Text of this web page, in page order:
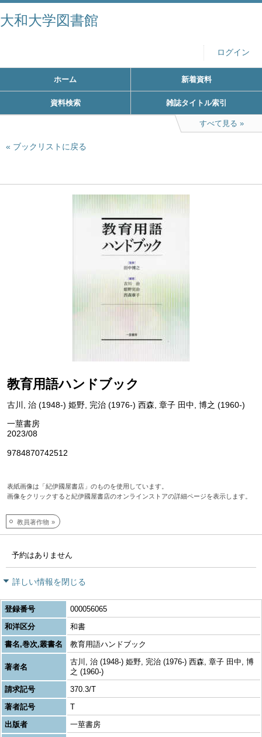
大和大学図書館
ログイン
ホーム 新着資料
資料検索 雑誌タイトル索引
すべて見る
ブックリストに戻る
教育用語ハンドブック
古川, 治 (1948-) 姫野, 完治 (1976-) 西森, 章子 田中, 博之 (1960-)
一莖書房
2023/08
9784870742512
表紙画像は「紀伊國屋書店」のものを使用しています。
画像をクリックすると紀伊國屋書店のオンラインストアの詳細ページを表示します。
教員著作物
予約はありません
詳しい情報を閉じる
登録番号
000056065
和洋区分
和書
書名,巻次,叢書名
教育用語ハンドブック
著者名
古川, 治 (1948-) 姫野, 完治 (1976-) 西森, 章子 田中, 博
之 (1960-)
請求記号
370.3/T
著者記号
T
出版者
一莖書房